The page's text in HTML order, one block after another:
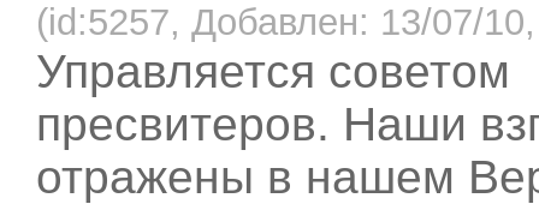
(id:5257, Добавлен: 13/07/
Управляется советом
пресвитеров. Наши
отражены в нашем